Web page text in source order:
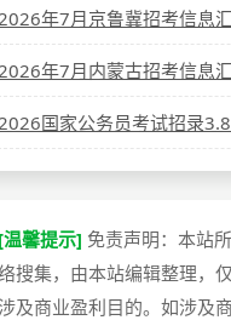
年7月京鲁冀招考信息
年7月内蒙古招考信息
国家公务员考试招录
馨提示] 免责声明：本站
搜集，由本站编辑整理，
及商业盈利目的。如涉及